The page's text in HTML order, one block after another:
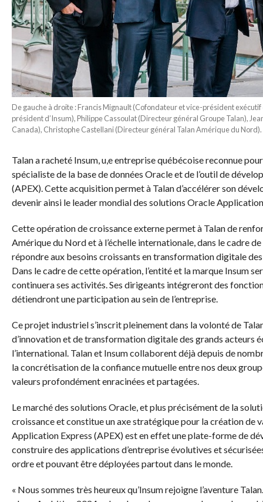
De gauche à droite : Francis Mignault (Cofondateur et vice-président
président d’Insum), Philippe Cassoulat (Directeur général Groupe Talan),
Canada), Christophe Castellani (Directeur général Talan Amérique du Nord).
Talan a racheté Insum, u,e entreprise québécoise reconnue
spécialiste de la base de données Oracle et de l’outil de
(APEX). Cette acquisition permet à Talan d’accélérer son
devenir ainsi le leader mondial des solutions Oracle
Cette opération de croissance externe permet à Talan de
Amérique du Nord et à l’échelle internationale, dans le cadre
répondre aux besoins croissants en transformation digitale
Dans le cadre de cette opération, l’entité et la marque Insum
continuera ses activités. Ses dirigeants intégreront des
détiendront une participation au sein de l’entreprise.
Ce projet industriel s’inscrit pleinement dans la volonté de
d’innovation et de transformation digitale des grands acteurs
l’international. Talan et Insum collaborent déjà depuis de
la concrétisation de la confiance mutuelle entre nos deux
valeurs profondément enracinées et partagées.
Le marché des solutions Oracle, et plus précisément de la
croissance et constitue un axe stratégique pour la création de
Application Express (APEX) est en effet une plate-forme de
construire des applications d’entreprise évolutives et
ordre et pouvant être déployées partout dans le monde.
« Nous sommes très heureux qu’Insum rejoigne l’aventure